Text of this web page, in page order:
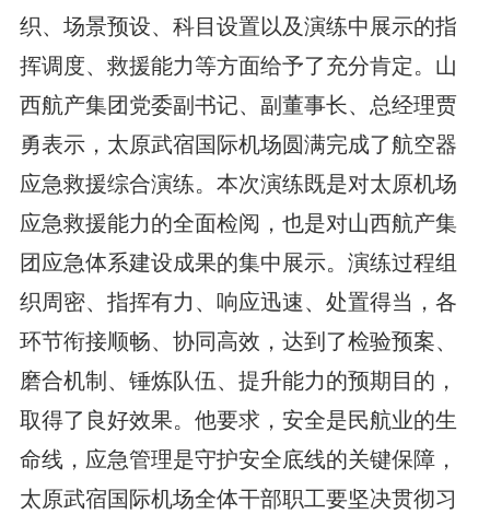
织、场景预设、科目设置以及演练中展示的指
挥调度、救援能力等方面给予了充分肯定。山
西航产集团党委副书记、副董事长、总经理贾
勇表示，太原武宿国际机场圆满完成了航空器
应急救援综合演练。本次演练既是对太原机场
应急救援能力的全面检阅，也是对山西航产集
团应急体系建设成果的集中展示。演练过程组
织周密、指挥有力、响应迅速、处置得当，各
环节衔接顺畅、协同高效，达到了检验预案、
磨合机制、锤炼队伍、提升能力的预期目的，
取得了良好效果。他要求，安全是民航业的生
命线，应急管理是守护安全底线的关键保障，
太原武宿国际机场全体干部职工要坚决贯彻习